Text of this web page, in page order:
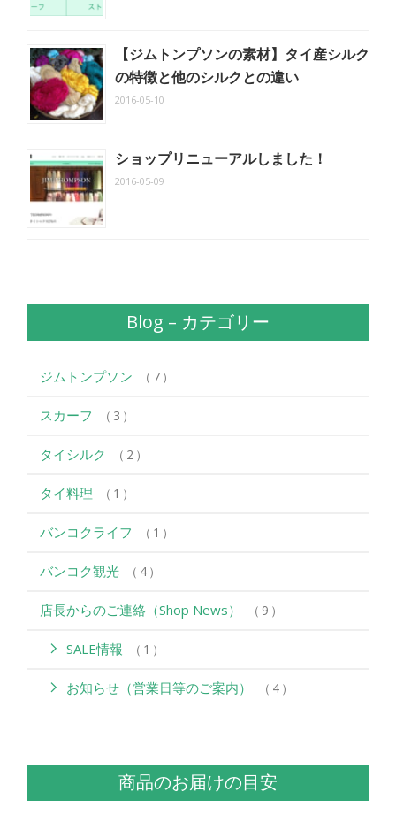
【ジムトンプソンの素材】タイ産シルク
の特徴と他のシルクとの違い
2016-05-10
ショップリニューアルしました！
2016-05-09
Blog – カテゴリー
ジムトンプソン 7
スカーフ 3
タイシルク 2
タイ料理 1
バンコクライフ 1
バンコク観光 4
店長からのご連絡（Shop News） 9
SALE情報 1
お知らせ（営業日等のご案内） 4
商品のお届けの目安